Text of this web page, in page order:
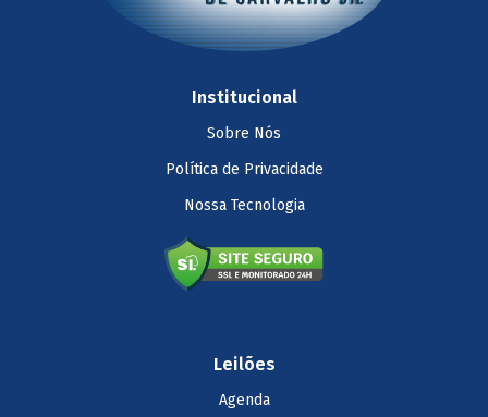
Institucional
Sobre Nós
Política de Privacidade
Nossa Tecnologia
Leilões
Agenda